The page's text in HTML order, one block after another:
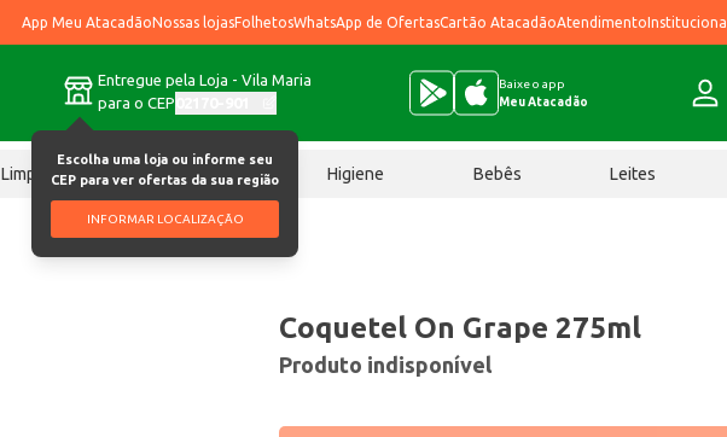
App Meu AtacadãoNossas lojasFolhetosWhatsApp de OfertasCartão AtacadãoAtendimentoInstitucional
Entregue pela Loja - Vila Maria
para o CEP
Escolha uma loja ou informe seu
CEP para ver ofertas da sua região
INFORMAR LOCALIZAÇÃO
Baixe o app
Meu Atacadão
Limpeza Chocolates Higiene Bebês Leites
Coquetel On Grape 275ml
Produto indisponível